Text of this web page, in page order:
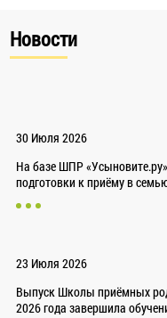
Новости
30 Июля 2026
На базе ШПР
подготовки к приёму в
23 Июля 2026
Выпуск Школы приёмных
2026 года завершила